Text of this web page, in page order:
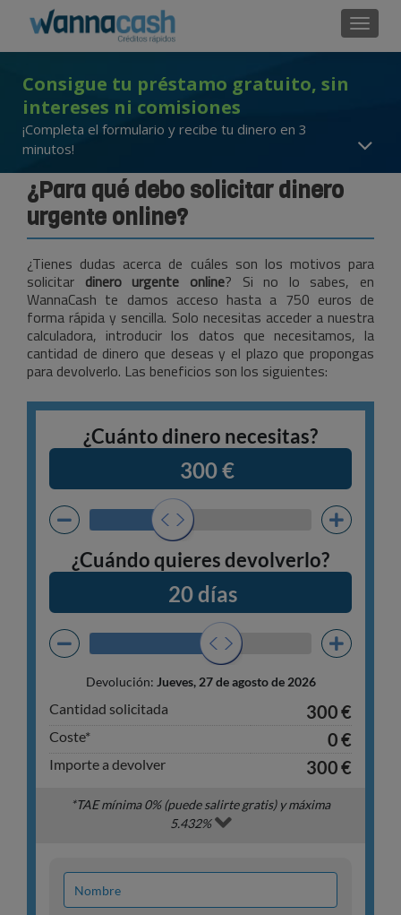
Consigue tu préstamo gratuito, sin
intereses ni comisiones
¡Completa el formulario y recibe tu dinero en 3
minutos!
¿Para qué debo solicitar dinero
urgente online?
¿Tienes dudas acerca de cuáles son los motivos para
solicitar dinero urgente online? Si no lo sabes, en
WannaCash te damos acceso hasta a 750 euros de
forma rápida y sencilla. Solo necesitas acceder a nuestra
calculadora, introducir los datos que necesitamos, la
cantidad de dinero que deseas y el plazo que propongas
para devolverlo. Las beneficios son los siguientes: